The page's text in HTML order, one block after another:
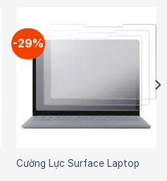
-29%
Cường Lực Surface Laptop